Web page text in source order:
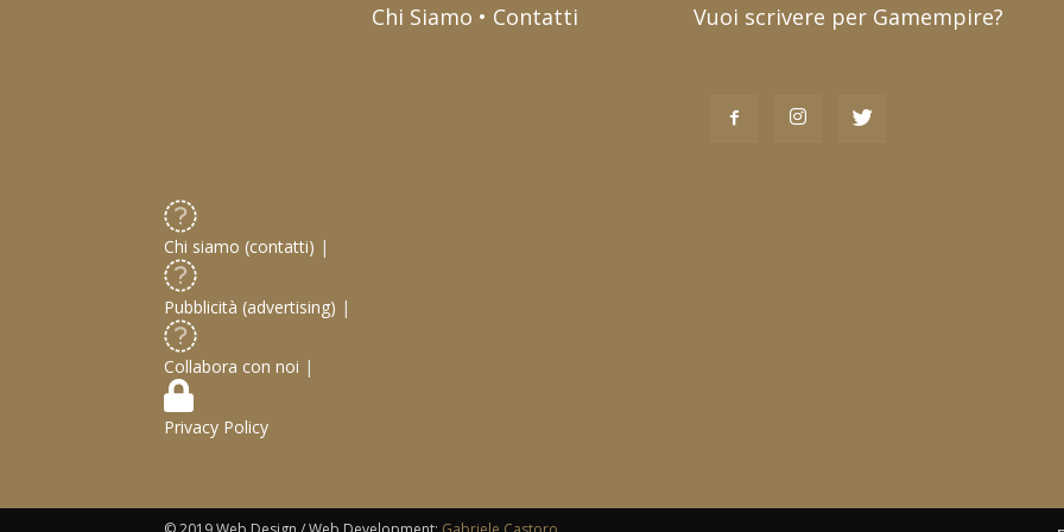
Chi Siamo • Contatti Vuoi scrivere per Gamempire?
Chi siamo (contatti) |
Pubblicità (advertising) |
Collabora con noi |
Privacy Policy